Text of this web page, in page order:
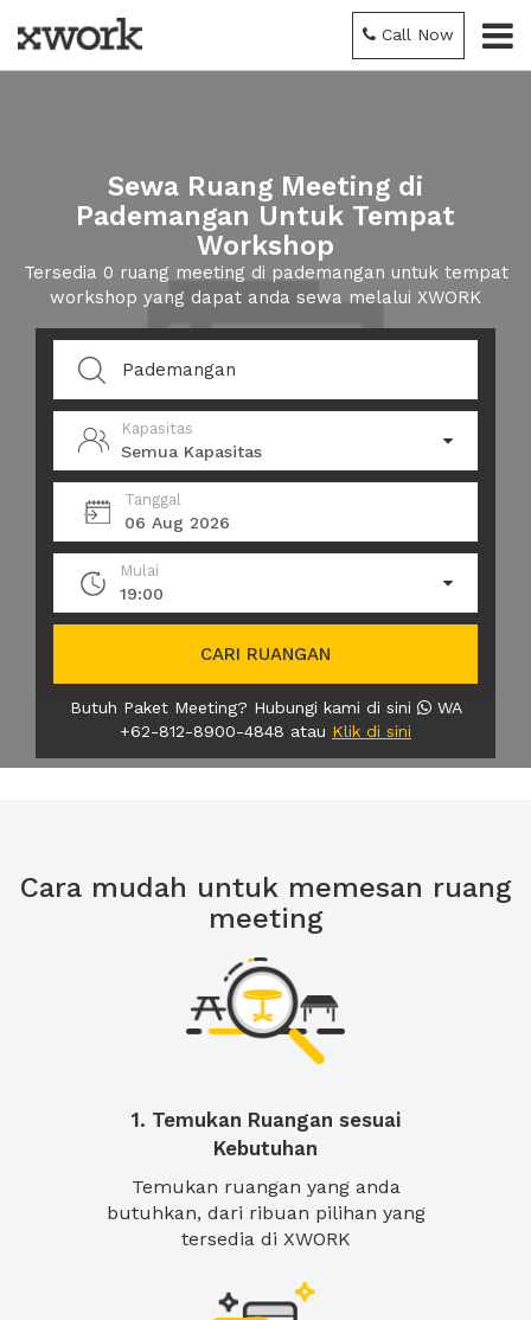
Call Now
Sewa Ruang Meeting di
Pademangan Untuk Tempat
Workshop
Tersedia 0 ruang meeting di pademangan untuk tempat
workshop yang dapat anda sewa melalui XWORK
Kapasitas
Semua Kapasitas
Tanggal
06 Aug 2026
Mulai
19:00
CARI RUANGAN
Butuh Paket Meeting? Hubungi kami di sini
WA
+62-812-8900-4848 atau Klik di sini
Cara mudah untuk memesan ruang
meeting
1. Temukan Ruangan sesuai
Kebutuhan
Temukan ruangan yang anda
butuhkan, dari ribuan pilihan yang
tersedia di XWORK